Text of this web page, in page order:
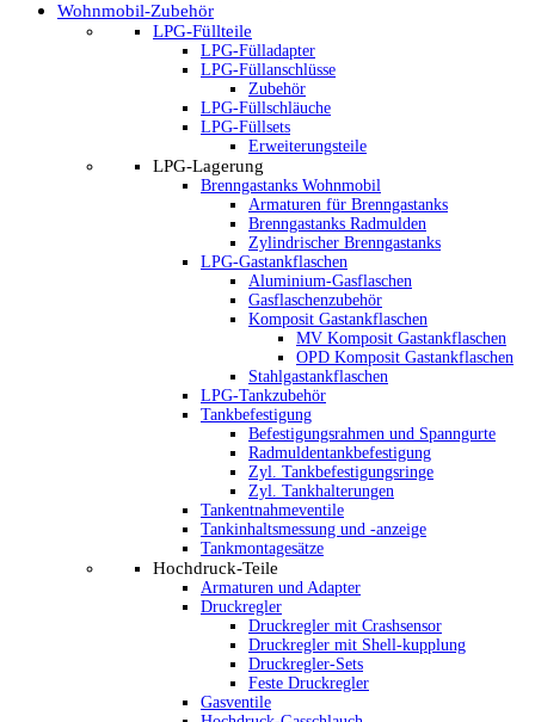
Wohnmobil-Zubehör
LPG-Füllteile
LPG-Fülladapter
LPG-Füllanschlüsse
Zubehör
LPG-Füllschläuche
LPG-Füllsets
Erweiterungsteile
LPG-Lagerung
Brenngastanks Wohnmobil
Armaturen für Brenngastanks
Brenngastanks Radmulden
Zylindrischer Brenngastanks
LPG-Gastankflaschen
Aluminium-Gasflaschen
Gasflaschenzubehör
Komposit Gastankflaschen
MV Komposit Gastankflaschen
OPD Komposit Gastankflaschen
Stahlgastankflaschen
LPG-Tankzubehör
Tankbefestigung
Befestigungsrahmen und Spanngurte
Radmuldentankbefestigung
Zyl. Tankbefestigungsringe
Zyl. Tankhalterungen
Tankentnahmeventile
Tankinhaltsmessung und -anzeige
Tankmontagesätze
Hochdruck-Teile
Armaturen und Adapter
Druckregler
Druckregler mit Crashsensor
Druckregler mit Shell-kupplung
Druckregler-Sets
Feste Druckregler
Gasventile